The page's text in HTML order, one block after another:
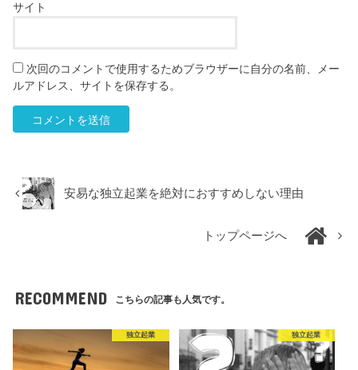
サイト
次回のコメントで使用するためブラウザーに自分の名前、メー
ルアドレス、サイトを保存する。
安易な独立起業を絶対におすすめしない理由
トップページへ
RECOMMEND こちらの記事も人気です。
独立起業 独立起業